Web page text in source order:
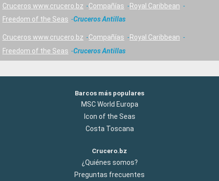
Cruceros www.crucero.bz Compañías
Royal Caribbean
Freedom of the Seas
Cruceros Antillas
Cruceros www.crucero.bz Compañías
Royal Caribbean
Freedom of the Seas
Cruceros Antillas
Barcos más populares
MSC World Europa
Icon of the Seas
Costa Toscana
Crucero.bz
¿Quiénes somos?
Preguntas frecuentes